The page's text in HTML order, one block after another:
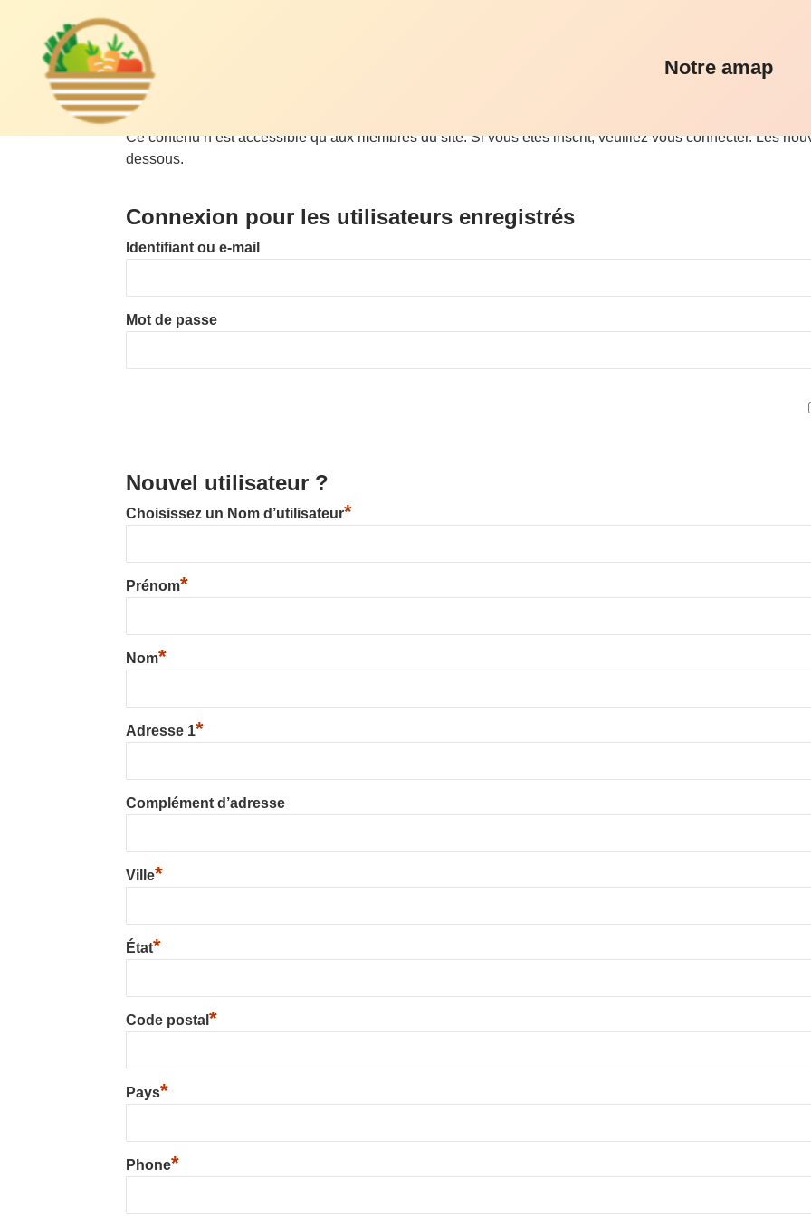
AM
AP,
Le panier
d'Issy
Notre amap
Ce contenu n’est accessible qu’aux membres du site. Si vous êtes inscrit, veuillez vous connecter. Les
dessous.
Connexion pour les utilisateurs enregistrés
Identifiant ou e-mail
Mot de passe
Nouvel utilisateur ?
Choisissez un Nom d’utilisateur*
Prénom*
Nom*
Adresse 1*
Complément d’adresse
Ville*
État*
Code postal*
Pays*
Phone*